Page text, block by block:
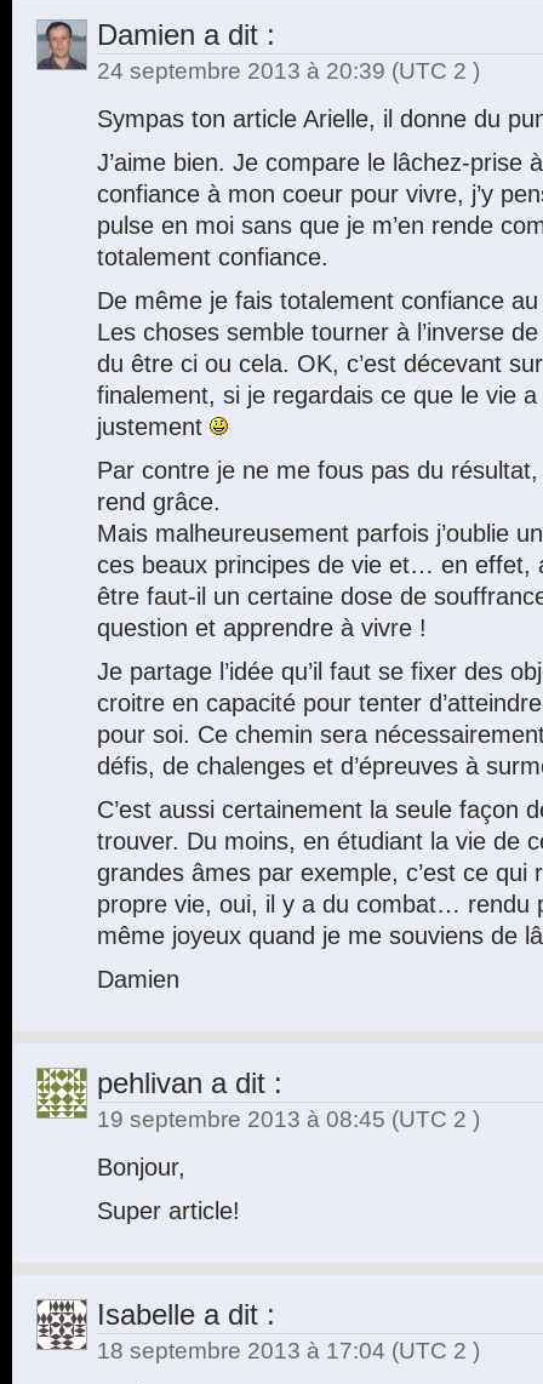
Damien a dit :
24 septembre 2013 à 20:39 (UTC 2 )
Sympas ton article Arielle, il donne du
J’aime bien. Je compare le lâchez-prise
confiance à mon coeur pour vivre, j’y
pulse en moi sans que je m’en rende
totalement confiance.
De même je fais totalement confiance
Les choses semble tourner à l’inverse
du être ci ou cela. OK, c’est décevant
finalement, si je regardais ce que le vie
justement
Par contre je ne me fous pas du
rend grâce.
Mais malheureusement parfois j’oublie
ces beaux principes de vie et… en effet,
être faut-il un certaine dose de
question et apprendre à vivre !
Je partage l’idée qu’il faut se fixer des
croitre en capacité pour tenter
pour soi. Ce chemin sera
défis, de chalenges et d’épreuves à
C’est aussi certainement la seule façon
trouver. Du moins, en étudiant la vie de
grandes âmes par exemple, c’est ce qui
propre vie, oui, il y a du combat… rendu
même joyeux quand je me souviens de
Damien
pehlivan a dit :
19 septembre 2013 à 08:45 (UTC 2 )
Bonjour,
Super article!
Isabelle a dit :
18 septembre 2013 à 17:04 (UTC 2 )